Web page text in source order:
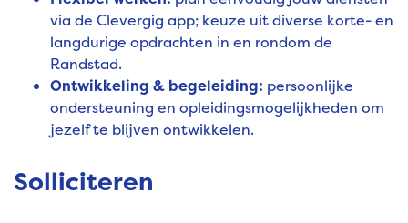
via de Clevergig app; keuze uit diverse korte- en
langdurige opdrachten in en rondom de
Randstad.
Ontwikkeling & begeleiding: persoonlijke
ondersteuning en opleidingsmogelijkheden om
jezelf te blijven ontwikkelen.
Solliciteren